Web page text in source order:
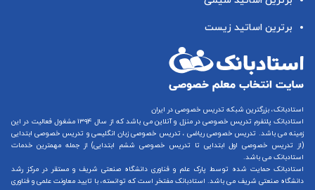
برترین اساتید زیست
استادبانک، بزرگترین شبکه تدریس خصوصی در ایران
استادبانک پلتفرم تدریس خصوصی در منزل و آنلاین
می باشد که از سال ۱۳۹۴ مشغول فعالیت در این
زمینه می باشد. تدریس خصوصی ریاضی ، تدریس خصوصی زبان انگلیسیو تدریس خصوصی ابتدایی
(از تدریس خصوصی اول ابتدایی تا تدریس خصوصی ششم ابتدایی) از جمله مهمترین خدمات
استادبانک می باشد.
استادبانک حمایت شده توسط پارک علم و فناوری دانشگاه صنعتی شریف و مستقر در مرکز رشد
دانشگاه صنعتی شریف می باشد. استادبانک مفتخر است که توانسته، با تایید معاونت علمی و فناوری